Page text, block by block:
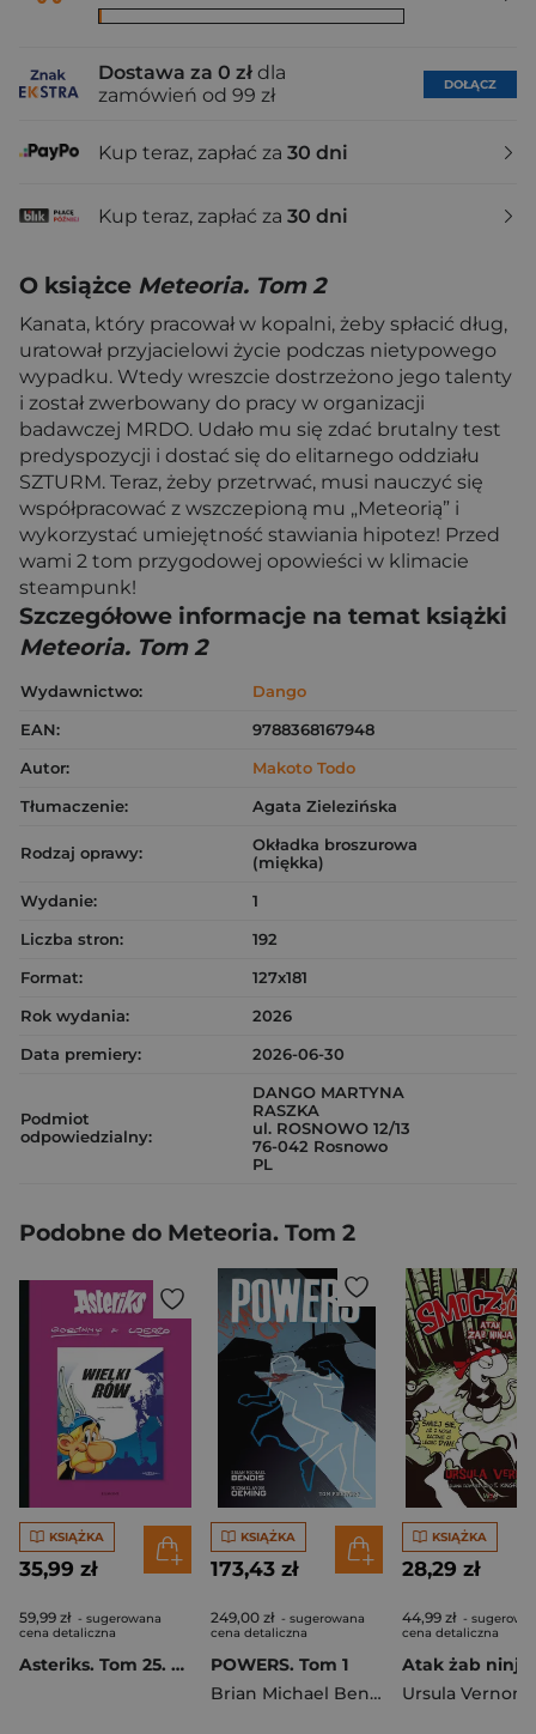
Dostawa za 0 zł dla
zamówień od 99 zł
DOŁĄCZ
Kup teraz, zapłać za 30 dni
Kup teraz, zapłać za 30 dni
O książce Meteoria. Tom 2
Kanata, który pracował w kopalni, żeby spłacić dług,
uratował przyjacielowi życie podczas nietypowego
wypadku. Wtedy wreszcie dostrzeżono jego talenty
i został zwerbowany do pracy w organizacji
badawczej MRDO. Udało mu się zdać brutalny test
predyspozycji i dostać się do elitarnego oddziału
SZTURM. Teraz, żeby przetrwać, musi nauczyć się
współpracować z wszczepioną mu „Meteorią” i
wykorzystać umiejętność stawiania hipotez! Przed
wami 2 tom przygodowej opowieści w klimacie
steampunk!
Szczegółowe informacje na temat książki
Meteoria. Tom 2
Wydawnictwo:
Dango
EAN:
9788368167948
Autor:
Makoto Todo
Tłumaczenie:
Agata Zielezińska
Rodzaj oprawy:
Okładka broszurowa
(miękka)
Wydanie:
1
Liczba stron:
192
Format:
127x181
Rok wydania:
2026
Data premiery:
2026-06-30
Podmiot
odpowiedzialny:
DANGO MARTYNA
RASZKA
ul. ROSNOWO 12/13
76-042 Rosnowo
PL
Podobne do Meteoria. Tom 2
KSIĄŻKA
35,99 zł
59,99 zł - sugerowana
cena detaliczna
Asteriks. Tom 25. Wielki rów
KSIĄŻKA
173,43 zł
249,00 zł - sugerowana
cena detaliczna
POWERS. Tom 1
Brian Michael Bendis
Michael Avon
KSIĄŻKA
28,29 zł
44,99 zł -
cena detaliczna
Ursula Vernon